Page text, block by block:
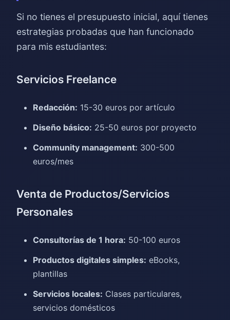
Si no tienes el presupuesto inicial, aquí tienes
estrategias probadas que han funcionado
para mis estudiantes:
Servicios Freelance
Redacción: 15-30 euros por artículo
Diseño básico: 25-50 euros por proyecto
Community management: 300-500
euros/mes
Venta de Productos/Servicios
Personales
Consultorías de 1 hora: 50-100 euros
Productos digitales simples: eBooks,
plantillas
Servicios locales: Clases particulares,
servicios domésticos